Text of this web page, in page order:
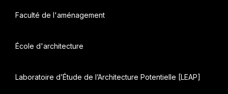
Faculté de l'aménagement
École d'architecture
Laboratoire d’Étude de l’Architecture Potentielle [LEAP]